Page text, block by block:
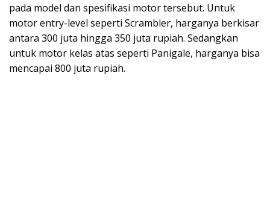
pada model dan spesifikasi motor tersebut. Untuk
motor entry-level seperti Scrambler, harganya berkisar
antara 300 juta hingga 350 juta rupiah. Sedangkan
untuk motor kelas atas seperti Panigale, harganya bisa
mencapai 800 juta rupiah.